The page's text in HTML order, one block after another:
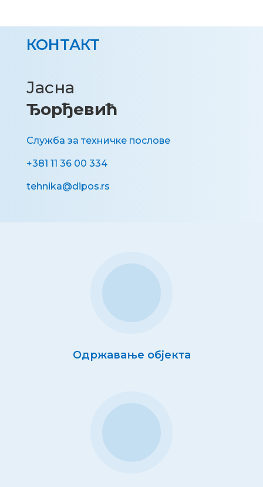
КОНТАКТ
Јасна
Ђорђевић
Служба за техничке послове
+381 11 36 00 334
tehnika@dipos.rs
Одржавање објекта